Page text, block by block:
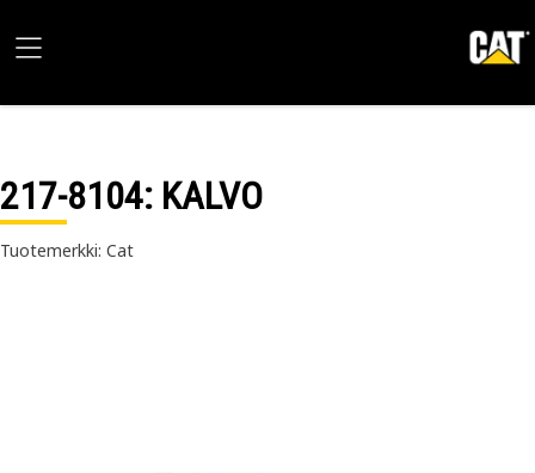
217-8104: KALVO
Tuotemerkki: Cat